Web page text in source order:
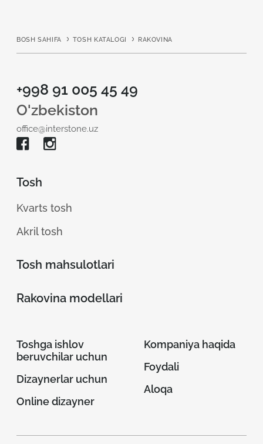
BOSH SAHIFA TOSH KATALOGI RAKOVINA
+998 91 005 45 49
O'zbekiston
office@interstone.uz
Tosh
Kvarts tosh
Akril tosh
Tosh mahsulotlari
Rakovina modellari
Toshga ishlov
beruvchilar uchun
Dizaynerlar uchun
Online dizayner
Kompaniya haqida
Foydali
Aloqa